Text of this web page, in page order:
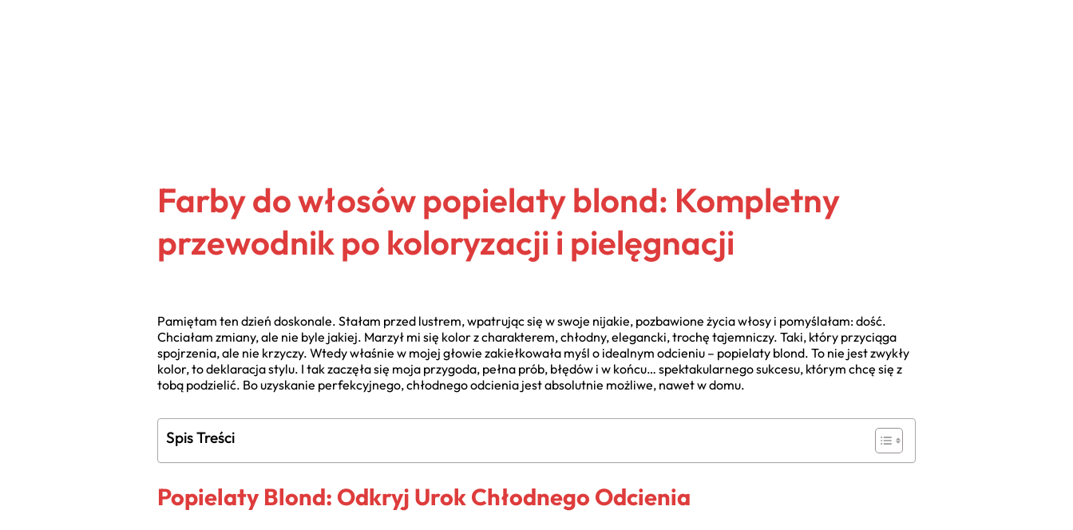
Farby do włosów popielaty blond: Kompletny
przewodnik po koloryzacji i pielęgnacji
Pamiętam ten dzień doskonale. Stałam przed lustrem, wpatrując się w swoje nijakie, pozbawione życia włosy i pomyślałam: dość.
Chciałam zmiany, ale nie byle jakiej. Marzył mi się kolor z charakterem, chłodny, elegancki, trochę tajemniczy. Taki, który przyciąga
spojrzenia, ale nie krzyczy. Wtedy właśnie w mojej głowie zakiełkowała myśl o idealnym odcieniu – popielaty blond. To nie jest zwykły
kolor, to deklaracja stylu. I tak zaczęła się moja przygoda, pełna prób, błędów i w końcu… spektakularnego sukcesu, którym chcę się z
tobą podzielić. Bo uzyskanie perfekcyjnego, chłodnego odcienia jest absolutnie możliwe, nawet w domu.
Spis Treści
Popielaty Blond: Odkryj Urok Chłodnego Odcienia